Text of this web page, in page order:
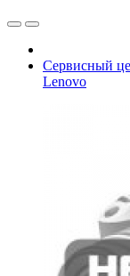
Сервисный
Lenovo